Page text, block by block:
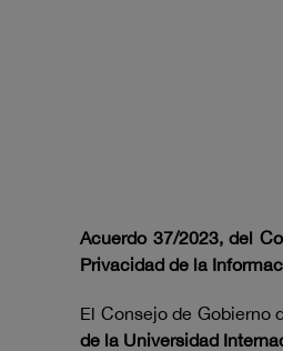
Acuerdo 37/2023, del
Privacidad de la
El Consejo de Gobierno
de la Universidad